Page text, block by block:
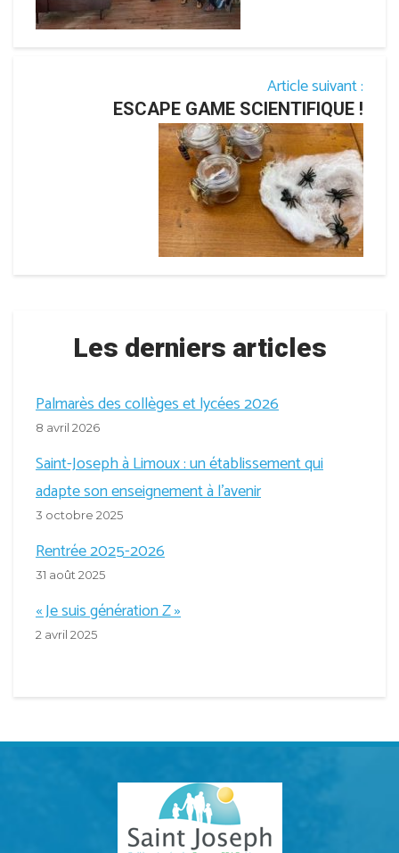
Article suivant :
ESCAPE GAME SCIENTIFIQUE !
Les derniers articles
Palmarès des collèges et lycées 2026
8 avril 2026
Saint-Joseph à Limoux : un établissement qui
adapte son enseignement à l’avenir
3 octobre 2025
Rentrée 2025-2026
31 août 2025
« Je suis génération Z »
2 avril 2025